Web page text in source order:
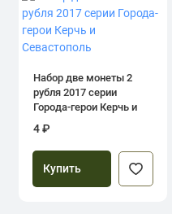
Набор две монеты 2
рубля 2017 серии
Города-герои Керчь и
4 ₽
Купить